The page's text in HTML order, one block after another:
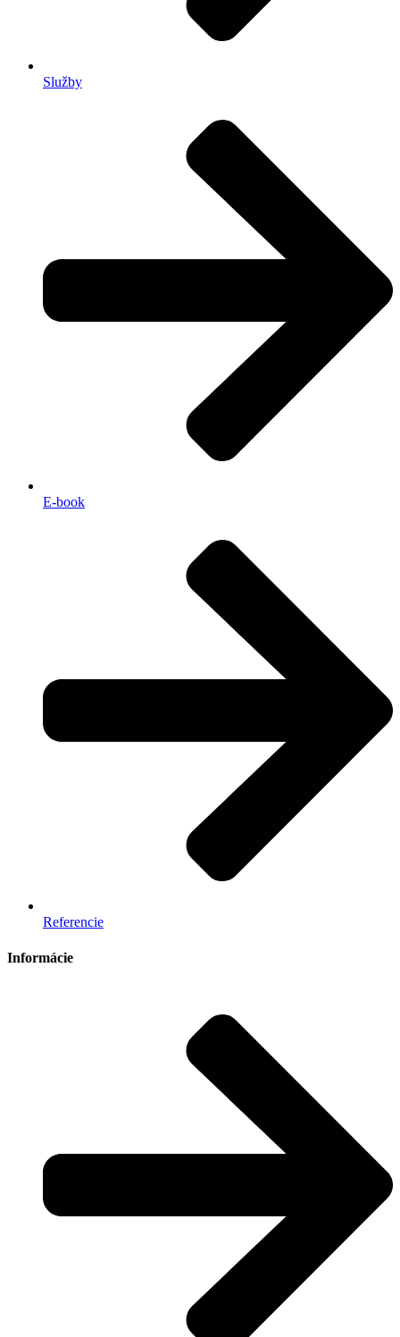
Služby
E-book
Referencie
Informácie